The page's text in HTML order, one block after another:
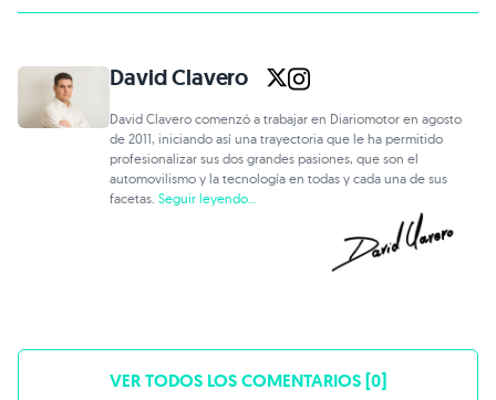
David Clavero
David Clavero comenzó a trabajar en Diariomotor en agosto
de 2011, iniciando así una trayectoria que le ha permitido
profesionalizar sus dos grandes pasiones, que son el
automovilismo y la tecnología en todas y cada una de sus
facetas.Seguir leyendo...
VER TODOS LOS COMENTARIOS [0]